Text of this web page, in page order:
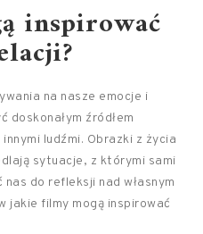
inspirować
na nasze emocje i
doskonałym źródłem
ludźmi. Obrazki z życia
sytuacje, z którymi sami
nas do refleksji nad własnym
jakie filmy mogą inspirować